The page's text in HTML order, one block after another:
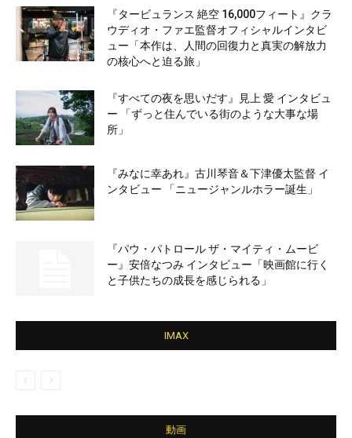
『タービュランス 絶空 16,000フィート』クラ
ウディオ・ファエ監督オフィシャルインタビ
ュー「本作は、人間の回復力と真実の解放力
の核心へと迫る旅」
『すべての夜を思いだす』見上 愛 インタビュ
ー 「ずっと住んでいる街のような大事な場
所」
『みなに幸あれ』古川琴音＆下津優太監督 イ
ンタビュー 「ニュージャンルホラー誕生」
『パウ・パトロール ザ・マイティ・ムービ
ー』安倍なつみ インタビュー「映画館に行く
と子供たちの成長を感じられる」
IMAX
動画